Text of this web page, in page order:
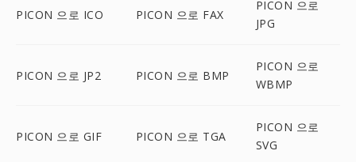
PICON 으로 ICO PICON 으로 FAX
PICON 으로
JPG
PICON 으로 JP2 PICON 으로 BMP
PICON 으로
WBMP
PICON 으로 GIF PICON 으로 TGA
PICON 으로
SVG